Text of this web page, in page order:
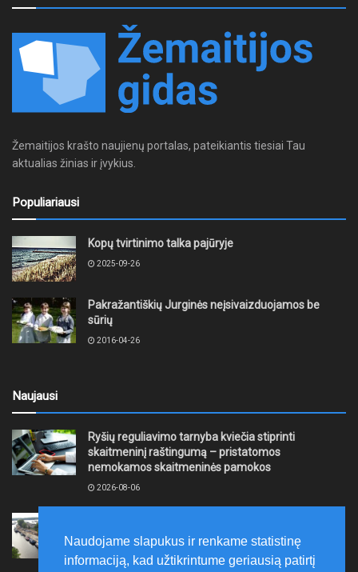
Žemaitijos krašto naujienų portalas, pateikiantis tiesiai Tau
aktualias žinias ir įvykius.
Populiariausi
Kopų tvirtinimo talka pajūryje
2025-09-26
Pakražantiškių Jurginės neįsivaizduojamos be
sūrių
2016-04-26
Naujausi
Ryšių reguliavimo tarnyba kviečia stiprinti
skaitmeninį raštingumą – pristatomos
nemokamos skaitmeninės pamokos
2026-08-06
Klaipėdoje juda į priekį
2026-08-06
Naudojame slapukus ir renkame statistinę
informaciją, kad užtikrintume geriausią patirtį